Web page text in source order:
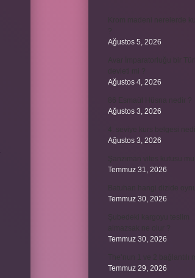
Ağustos 5, 2026
Ağustos 4, 2026
Ağustos 3, 2026
Ağustos 3, 2026
Temmuz 31, 2026
Temmuz 30, 2026
Temmuz 30, 2026
Temmuz 29, 2026